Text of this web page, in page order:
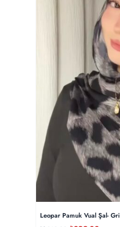
Leopar Pamuk Vual Şal- Gri